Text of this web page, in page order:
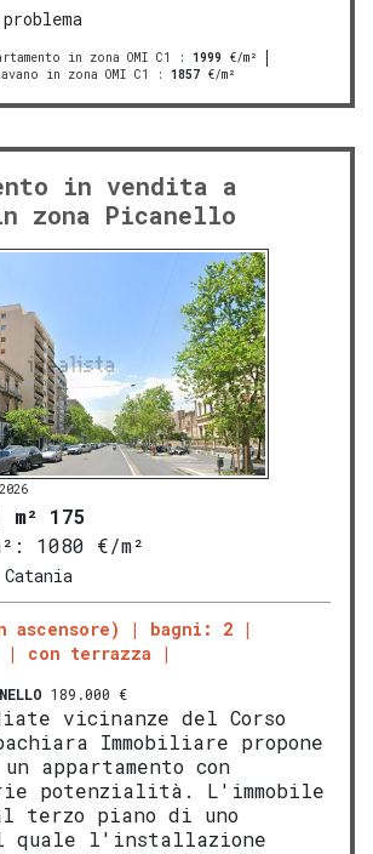
in zona OMI C1 : 1999 €/m²
in zona OMI C1
: 1857 €/m²
in vendita a
zona Picanello
m² 175
1080 €/m²
ascensore)
bagni: 2
con terrazza
189.000 €
vicinanze del Corso
Immobiliare propone
appartamento con
potenzialità. L'immobile
terzo piano di uno
quale l'installazione